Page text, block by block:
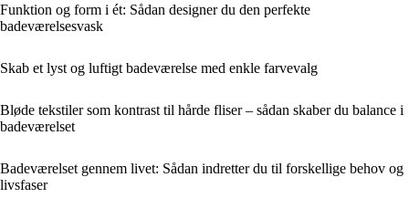
Funktion og form i ét: Sådan designer du den perfekte
badeværelsesvask
Skab et lyst og luftigt badeværelse med enkle farvevalg
Bløde tekstiler som kontrast til hårde fliser – sådan skaber du balance i
badeværelset
Badeværelset gennem livet: Sådan indretter du til forskellige behov og
livsfaser